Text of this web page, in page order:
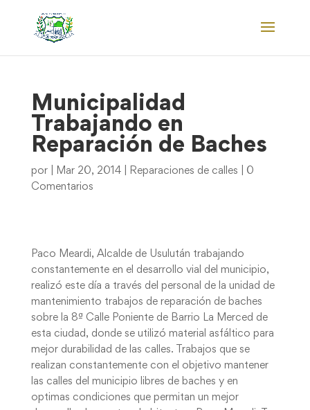
Municipalidad
Trabajando en
Reparación de Baches
por Mar 20, 2014| Reparaciones de calles
0
Comentarios
Paco Meardi, Alcalde de Usulután trabajando
constantemente en el desarrollo vial del municipio,
realizó este día a través del personal de la unidad de
mantenimiento trabajos de reparación de baches
sobre la 8ª Calle Poniente de Barrio La Merced de
esta ciudad, donde se utilizó material asfáltico para
mejor durabilidad de las calles. Trabajos que se
realizan constantemente con el objetivo mantener
las calles del municipio libres de baches y en
optimas condiciones que permitan un mejor